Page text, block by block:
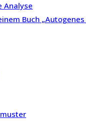
Analyse
Buch